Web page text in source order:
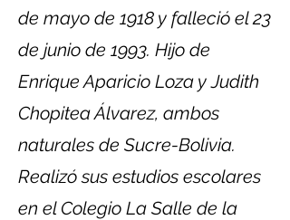
de mayo de 1918 y falleció el 23
de junio de 1993. Hijo de
Enrique Aparicio Loza y Judith
Chopitea Álvarez, ambos
naturales de Sucre-Bolivia.
Realizó sus estudios escolares
en el Colegio La Salle de la